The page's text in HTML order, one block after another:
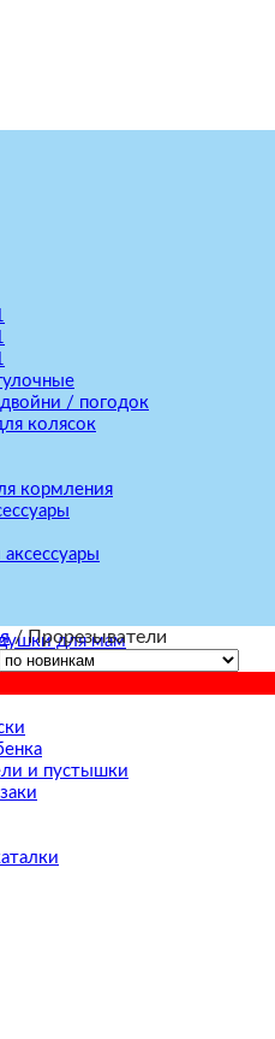
/ погодок
колясок
кормления
для мам
декор
и пустышки
/Прорезыватели